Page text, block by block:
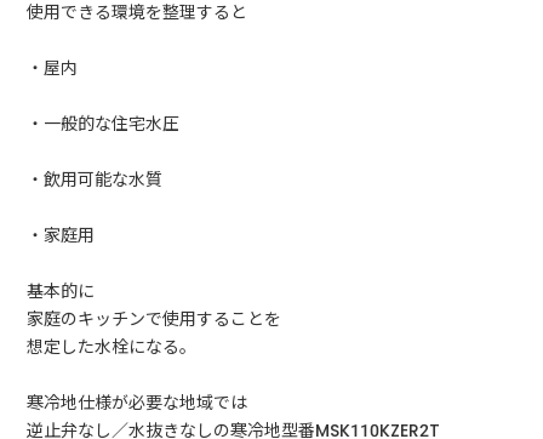
使用できる環境を整理すると
・屋内
・一般的な住宅水圧
・飲用可能な水質
・家庭用
基本的に
家庭のキッチンで使用することを
想定した水栓になる。
寒冷地仕様が必要な地域では
逆止弁なし／水抜きなしの寒冷地型番MSK110KZER2T